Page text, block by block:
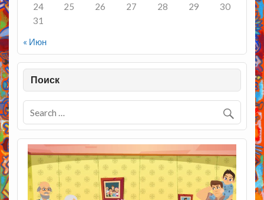
« Июн
24
25 26 27 28 29
30
31
Поиск